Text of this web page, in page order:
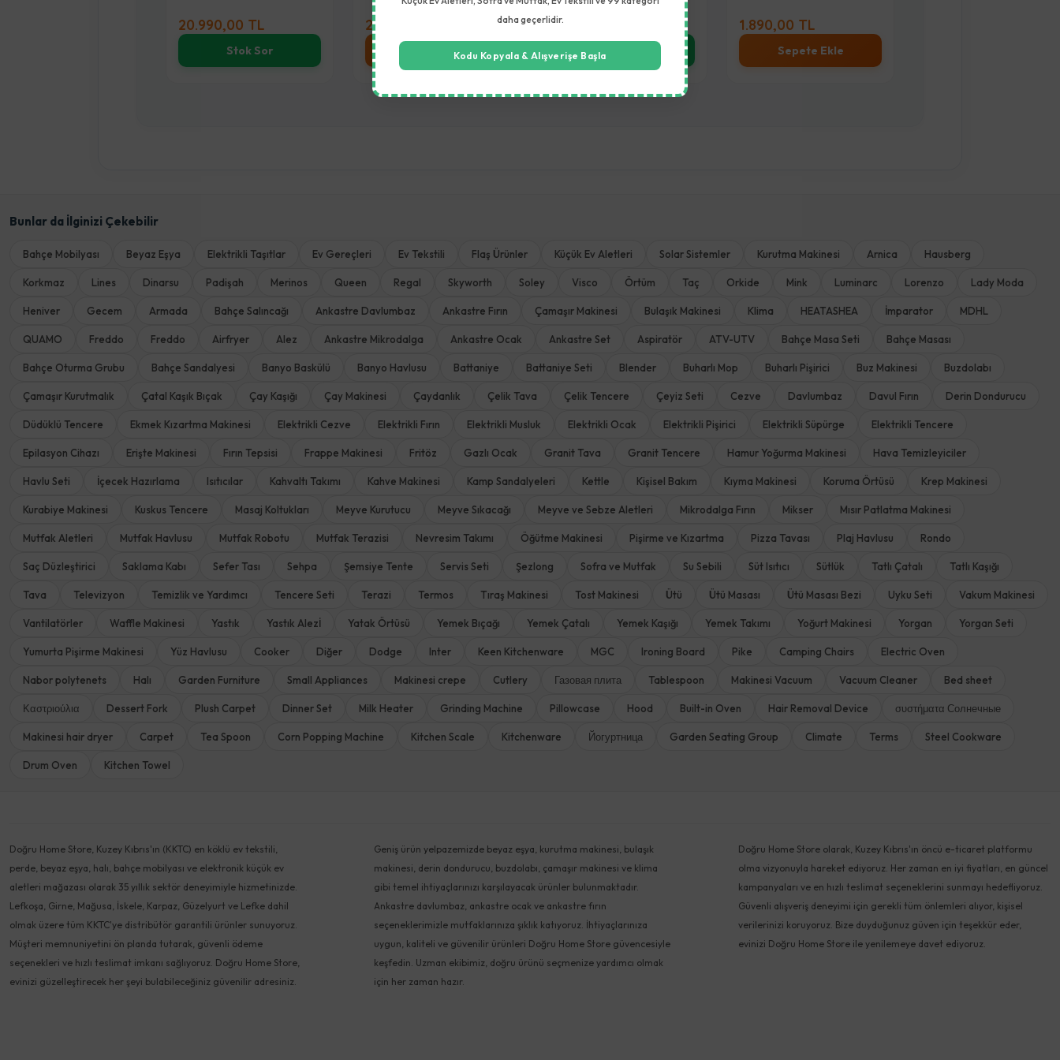
2.490,00 TL
Stok Sor
1.890,00 TL
Sepete Ekle
2.370,00 TL
Stok Sor
Bunlar da İlginizi Çekebilir
Bahçe Mobilyası Beyaz Eşya Elektrikli Taşıtlar Ev Gereçleri Ev Tekstili Flaş Ürünler Küçük Ev Aletleri Solar Sistemler Kurutma Makinesi Arnica Hausberg
Korkmaz Lines Dinarsu Padişah Merinos Queen Regal Skyworth Soley Visco Örtüm Taç Orkide Mink Luminarc Lorenzo Lady Moda
Heniver Gecem Armada Bahçe Salıncağı Ankastre Davlumbaz Ankastre Fırın Çamaşır Makinesi Bulaşık Makinesi Klima HEATASHEA İmparator MDHL
QUAMO Freddo Freddo Airfryer Alez Ankastre Mikrodalga Ankastre Ocak Ankastre Set Aspiratör ATV-UTV Bahçe Masa Seti Bahçe Masası
Bahçe Oturma Grubu Bahçe Sandalyesi Banyo Baskülü Banyo Havlusu Battaniye Battaniye Seti Blender Buharlı Mop Buharlı Pişirici Buz Makinesi Buzdolabı
Çamaşır Kurutmalık Çatal Kaşık Bıçak Çay Kaşığı Çay Makinesi Çaydanlık Çelik Tava Çelik Tencere Çeyiz Seti Cezve Davlumbaz Davul Fırın Derin Dondurucu
Düdüklü Tencere Ekmek Kızartma Makinesi Elektrikli Cezve Elektrikli Fırın Elektrikli Musluk Elektrikli Ocak Elektrikli Pişirici Elektrikli Süpürge Elektrikli Tencere
Epilasyon Cihazı Erişte Makinesi Fırın Tepsisi Frappe Makinesi Fritöz Gazlı Ocak Granit Tava Granit Tencere Hamur Yoğurma Makinesi Hava Temizleyiciler
Havlu Seti İçecek Hazırlama Isıtıcılar Kahvaltı Takımı Kahve Makinesi Kamp Sandalyeleri Kettle Kişisel Bakım Kıyma Makinesi Koruma Örtüsü Krep Makinesi
Kurabiye Makinesi Kuskus Tencere Masaj Koltukları Meyve Kurutucu Meyve Sıkacağı Meyve ve Sebze Aletleri Mikrodalga Fırın Mikser Mısır Patlatma Makinesi
Mutfak Aletleri Mutfak Havlusu Mutfak Robotu Mutfak Terazisi Nevresim Takımı Öğütme Makinesi Pişirme ve Kızartma Pizza Tavası Plaj Havlusu Rondo
Saç Düzleştirici Saklama Kabı Sefer Tası Sehpa Şemsiye Tente Servis Seti Şezlong Sofra ve Mutfak Su Sebili Süt Isıtıcı Sütlük Tatlı Çatalı Tatlı Kaşığı
Tava Televizyon Temizlik ve Yardımcı Tencere Seti Terazi Termos Tıraş Makinesi Tost Makinesi Ütü Ütü Masası Ütü Masası Bezi Uyku Seti Vakum Makinesi
Vantilatörler Waffle Makinesi Yastık Yastık Alezİ Yatak Örtüsü Yemek Bıçağı Yemek Çatalı Yemek Kaşığı Yemek Takımı Yoğurt Makinesi Yorgan Yorgan Seti
Yumurta Pişirme Makinesi Yüz Havlusu Cooker Diğer Dodge Inter Keen Kitchenware MGC Ironing Board Pike Camping Chairs Electric Oven
Nabor polytenets Halı Garden Furniture Small Appliances Makinesi crepe Cutlery Газовая плита Tablespoon Makinesi Vacuum Vacuum Cleaner Bed sheet
Καστριούλια Dessert Fork Plush Carpet Dinner Set Milk Heater Grinding Machine Pillowcase Hood Built-in Oven Hair Removal Device συστήματα Солнечные
Makinesi hair dryer Carpet Tea Spoon Corn Popping Machine Kitchen Scale Kitchenware Йогуртница Garden Seating Group Climate Terms Steel Cookware
Drum Oven Kitchen Towel
Doğru Home Store, Kuzey Kıbrıs'ın (KKTC) en köklü ev tekstili,
perde, beyaz eşya, halı, bahçe mobilyası ve elektronik küçük ev
aletleri mağazası olarak 35 yıllık sektör deneyimiyle hizmetinizde.
Lefkoşa, Girne, Mağusa, İskele, Karpaz, Güzelyurt ve Lefke dahil
olmak üzere tüm KKTC'ye distribütör garantili ürünler sunuyoruz.
Müşteri memnuniyetini ön planda tutarak, güvenli ödeme
seçenekleri ve hızlı teslimat imkanı sağlıyoruz. Doğru Home Store,
evinizi güzelleştirecek her şeyi bulabileceğiniz güvenilir adresiniz.
Geniş ürün yelpazemizde beyaz eşya, kurutma makinesi, bulaşık
makinesi, derin dondurucu, buzdolabı, çamaşır makinesi ve klima
gibi temel ihtiyaçlarınızı karşılayacak ürünler bulunmaktadır.
Ankastre davlumbaz, ankastre ocak ve ankastre fırın
seçeneklerimizle mutfaklarınıza şıklık katıyoruz. İhtiyaçlarınıza
uygun, kaliteli ve güvenilir ürünleri Doğru Home Store güvencesiyle
keşfedin. Uzman ekibimiz, doğru ürünü seçmenize yardımcı olmak
için her zaman hazır.
Doğru Home Store olarak, Kuzey Kıbrıs'ın öncü e-ticaret platformu
olma vizyonuyla hareket ediyoruz. Her zaman en iyi fiyatları, en güncel
kampanyaları ve en hızlı teslimat seçeneklerini sunmayı hedefliyoruz.
Güvenli alışveriş deneyimi için gerekli tüm önlemleri alıyor, kişisel
verilerinizi koruyoruz. Bize duyduğunuz güven için teşekkür eder,
evinizi Doğru Home Store ile yenilemeye davet ediyoruz.
daha geçerlidir.
Kodu Kopyala & Alışverişe Başla